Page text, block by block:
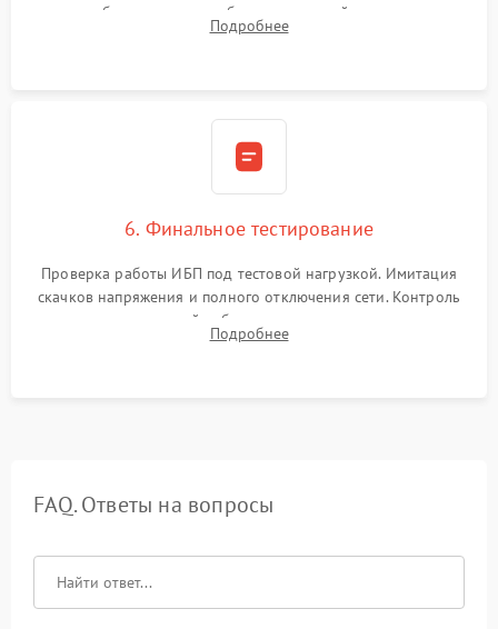
калибровки констант батареи, настройки порогов
срабатывания AVR и сброса счетчиков старения АКБ.
Подробнее
6. Финальное тестирование
Проверка работы ИБП под тестовой нагрузкой. Имитация
скачков напряжения и полного отключения сети. Контроль
времени автономной работы, температурного режима и
корректности формы выходного сигнала.
Подробнее
FAQ. Ответы на вопросы